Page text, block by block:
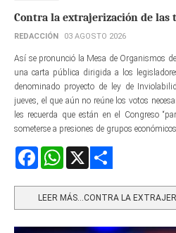
Contra la extrajerización de las
REDACCIÓN 03 AGOSTO 2026
Así se pronunció la Mesa de Organismos
una carta pública dirigida a los
denominado proyecto de ley de
jueves, el que aún no reúne los votos
les recuerda que están en el Congreso
someterse a presiones de grupos
FacebookWhatsApp
LEER MÁS…CONTRA LA